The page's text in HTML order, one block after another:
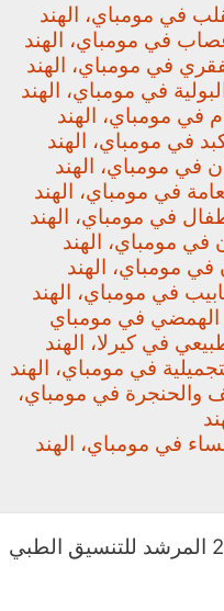
في مومباي، الهند
في مومباي، الهند
في مومباي، الهند
في مومباي، الهند
في مومباي، الهند
في مومباي، الهند
في مومباي، الهند
في مومباي، الهند
في مومباي، الهند
في مومباي، الهند
في مومباي، الهند
في مومباي، الهند
الهمضي في مومباي
في كيرلا، الهند
في مومباي، الهند
والحنجرة في مومباي،
في مومباي، الهند